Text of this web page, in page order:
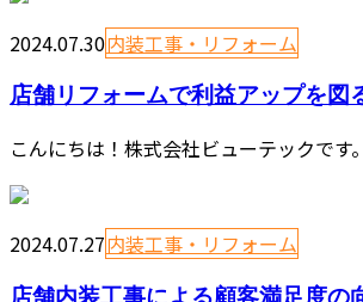
2024.07.30内装工事・リフォーム
店舗リフォームで利益アップを図
こんにちは！株式会社ビューテックで
2024.07.27内装工事・リフォーム
店舗内装工事による顧客満足度の